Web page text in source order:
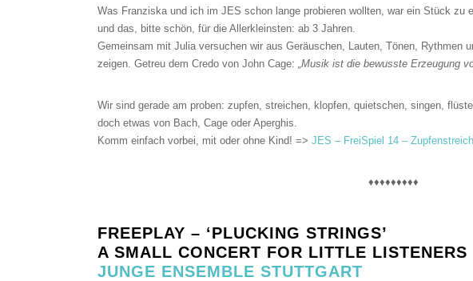
Was Franziska und ich im JES schon lange probieren wollten, war ein Stück
und das, bitte schön, für die Allerkleinsten: ab 3 Jahren.
Gemeinsam mit Julia versuchen wir aus Geräuschen, Lauten, Tönen, Rythmen
zeigen. Getreu dem Credo von John Cage: „Musik ist die bewusste Erzeugung
Wir sind gerade am proben: zupfen, streichen, klopfen, quietschen, singen,
doch etwas von Bach, Cage oder Aperghis.
Komm einfach vorbei, mit oder ohne Kind! => JES – FreiSpiel 14 – Zupfenstreich
♦♦♦♦♦♦♦♦♦
FREEPLAY – ‘PLUCKING STRINGS’
A SMALL CONCERT FOR LITTLE
JUNGE ENSEMBLE STUTTGART